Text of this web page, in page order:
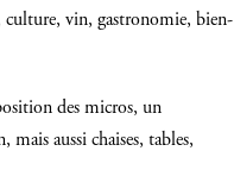
culture, vin, gastronomie, bien-
des micros, un
mais aussi chaises, tables,